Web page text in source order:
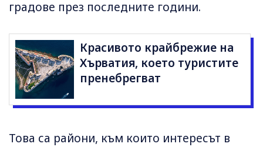
градове през последните години.
Красивото крайбрежие на
Хърватия, което туристите
пренебрегват
Това са райони, към които интересът в